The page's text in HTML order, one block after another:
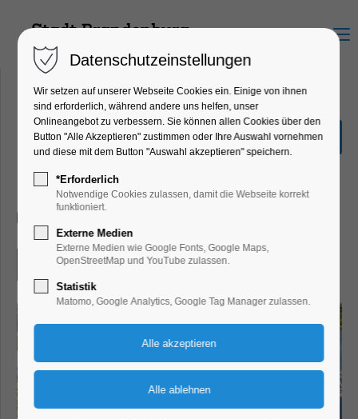
Menu
Offene Bühne auf dem
Traumschüff
Mitmach-Aktion, Theater, Bühne
Eintritt frei
Datenschutzeinstellungen
Wir setzen auf unserer Webseite Cookies ein. Einige von ihnen
sind erforderlich, während andere uns helfen, unser
Onlineangebot zu verbessern. Sie können allen Cookies über den
Button "Alle Akzeptieren" zustimmen oder Ihre Auswahl vornehmen
und diese mit dem Button "Auswahl akzeptieren" speichern.
*Erforderlich
Notwendige Cookies zulassen, damit die Webseite korrekt
funktioniert.
Externe Medien
Externe Medien wie Google Fonts, Google Maps,
OpenStreetMap und YouTube zulassen.
Statistik
Matomo, Google Analytics, Google Tag Manager zulassen.